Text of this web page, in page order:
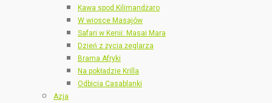
Kawa spod Kilimandżaro
W wiosce Masajów
Safari w Kenii: Masai Mara
Dzień z życia żeglarza
Brama Afryki
Na pokładzie Krilla
Odbicia Casablanki
Azja